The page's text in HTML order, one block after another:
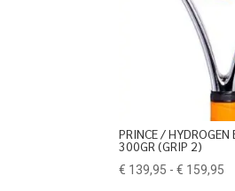
PRINCE / HYDROGEN
300GR (GRIP 2)
€ 139,95 - € 159,95